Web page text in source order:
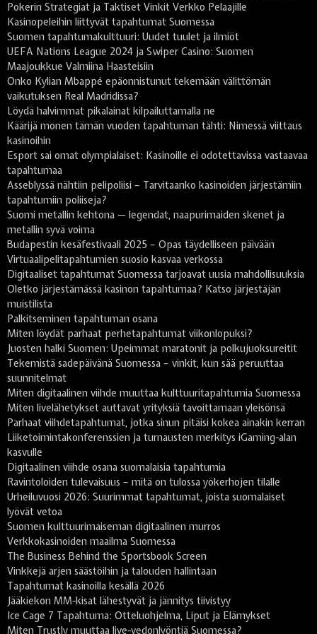
Pokerin Strategiat ja Taktiset Vinkit Verkko Pelaajille
Kasinopeleihin liittyvät tapahtumat Suomessa
Suomen tapahtumakulttuuri: Uudet tuulet ja ilmiöt
UEFA Nations League 2024 ja Swiper Casino: Suomen
Maajoukkue Valmiina Haasteisiin
Onko Kylian Mbappé epäonnistunut tekemään välittömän
vaikutuksen Real Madridissa?
Löydä halvimmat pikalainat kilpailuttamalla ne
Käärijä monen tämän vuoden tapahtuman tähti: Nimessä viittaus
kasinoihin
Esport sai omat olympialaiset: Kasinoille ei odotettavissa vastaavaa
tapahtumaa
Asseblyssä nähtiin pelipoliisi – Tarvitaanko kasinoiden järjestämiin
tapahtumiin poliiseja?
Suomi metallin kehtona — legendat, naapurimaiden skenet ja
metallin syvä voima
Budapestin kesäfestivaali 2025 – Opas täydelliseen päivään
Virtuaalipelitapahtumien suosio kasvaa verkossa
Digitaaliset tapahtumat Suomessa tarjoavat uusia mahdollisuuksia
Oletko järjestämässä kasinon tapahtumaa? Katso järjestäjän
muistilista
Palkitseminen tapahtuman osana
Miten löydät parhaat perhetapahtumat viikonlopuksi?
Juosten halki Suomen: Upeimmat maratonit ja polkujuoksureitit
Tekemistä sadepäivänä Suomessa – vinkit, kun sää peruuttaa
suunnitelmat
Miten digitaalinen viihde muuttaa kulttuuritapahtumia Suomessa
Miten livelähetykset auttavat yrityksiä tavoittamaan yleisönsä
Parhaat viihdetapahtumat, jotka sinun pitäisi kokea ainakin kerran
Liiketoimintakonferenssien ja turnausten merkitys iGaming-alan
kasvulle
Digitaalinen viihde osana suomalaisia tapahtumia
Ravintoloiden tulevaisuus – mitä on tulossa yökerhojen tilalle
Urheiluvuosi 2026: Suurimmat tapahtumat, joista suomalaiset
lyövät vetoa
Suomen kulttuurimaiseman digitaalinen murros
Verkkokasinoiden maailma Suomessa
The Business Behind the Sportsbook Screen
Vinkkejä arjen säästöihin ja talouden hallintaan
Tapahtumat kasinoilla kesällä 2026
Jääkiekon MM-kisat lähestyvät ja jännitys tiivistyy
Ice Cage 7 Tapahtuma: Otteluohjelma, Liput ja Elämykset
Miten Trustly muuttaa live-vedonlyöntiä Suomessa?